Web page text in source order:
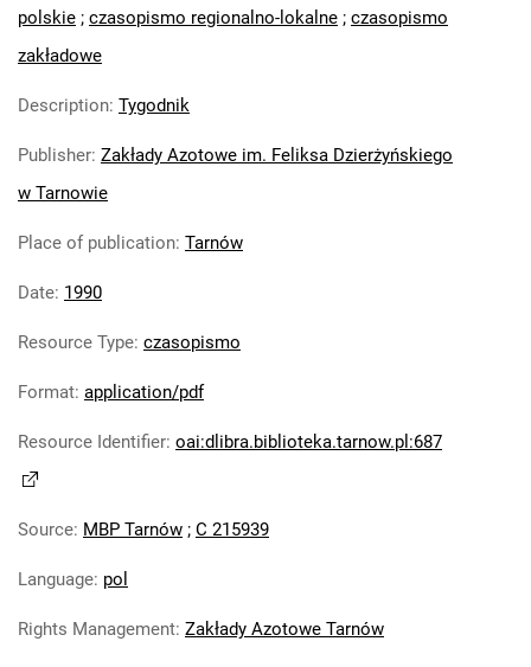
Feliksa Dzierżyńskiego. 1974
Feliksa Dzierżyńskiego. 1975
Robotniczego Zakładów Azotowych im.
Feliksa Dzierżyńskiego. 1976
Robotniczego Zakładów Azotowych im.
Feliksa Dzierżyńskiego. 1977
Robotniczego Zakładów Azotowych im.
Feliksa Dzierżyńskiego. 1978
Robotniczego Zakładów Azotowych im.
Robotniczego Zakładów Azotowych im.
Feliksa Dzierżyńskiego. 1980
Robotniczego Zakładów Azotowych im.
polskie ; czasopismo regionalno-lokalne ; czasopismo
zakładowe
Description: Tygodnik
Publisher: Zakłady Azotowe im. Feliksa Dzierżyńskiego
w Tarnowie
Place of publication: Tarnów
Date: 1990
Resource Type: czasopismo
Format: application/pdf
Resource Identifier: oai:dlibra.biblioteka.tarnow.pl:687
Source: MBP Tarnów ; C 215939
Language: pol
Rights Management: Zakłady Azotowe Tarnów